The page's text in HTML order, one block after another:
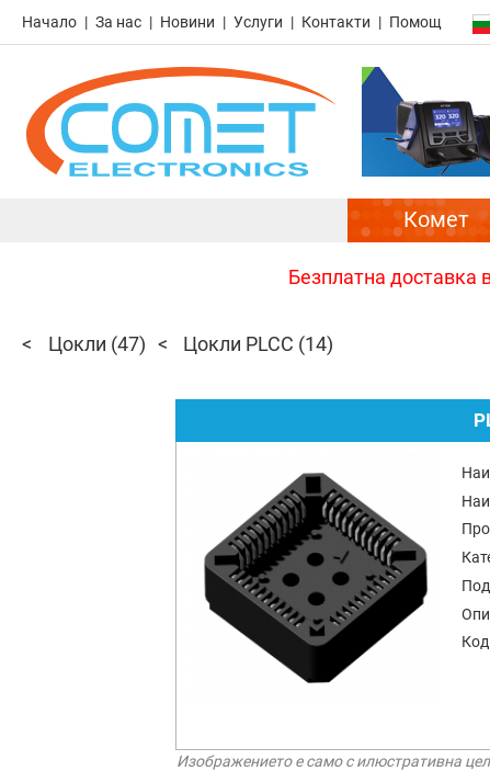
Начало За нас Новини Услуги Контакти Помощ
Комет
Безплатна доставка
Цокли (47) Цокли PLCC (14)
Изображението е само с илюстративна